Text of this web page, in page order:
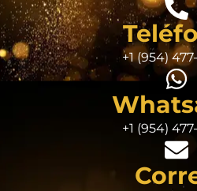
+1 (954)
+1 (954)